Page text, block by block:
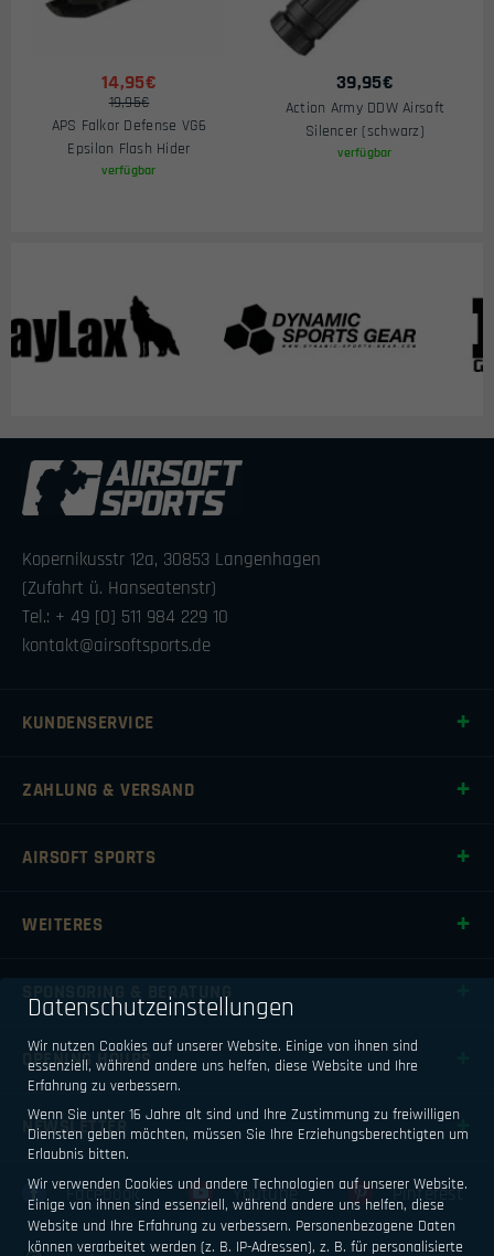
14,95€
19,95€
APS Falkor Defense VG6
Epsilon Flash Hider
verfügbar
39,95€
Action Army DDW Airsoft
Silencer (schwarz)
verfügbar
Kopernikusstr 12a, 30853 Langenhagen
(Zufahrt ü. Hanseatenstr)
Tel.: + 49 [0] 511 984 229 10
kontakt@airsoftsports.de
KUNDENSERVICE
ZAHLUNG & VERSAND
AIRSOFT SPORTS
WEITERES
SPONSORING & BERATUNG
OPENING HOURS
NEWSLETTER
Facebook Youtube Pinterest
Datenschutzeinstellungen
Wir nutzen Cookies auf unserer Website. Einige von ihnen sind
essenziell, während andere uns helfen, diese Website und Ihre
Erfahrung zu verbessern.
Wenn Sie unter 16 Jahre alt sind und Ihre Zustimmung zu freiwilligen
Diensten geben möchten, müssen Sie Ihre Erziehungsberechtigten um
Erlaubnis bitten.
Wir verwenden Cookies und andere Technologien auf unserer Website.
Einige von ihnen sind essenziell, während andere uns helfen, diese
Website und Ihre Erfahrung zu verbessern. Personenbezogene Daten
können verarbeitet werden (z. B. IP-Adressen), z. B. für personalisierte